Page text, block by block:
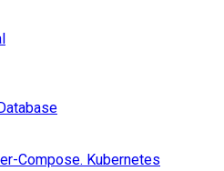
Compose. Kubernetes